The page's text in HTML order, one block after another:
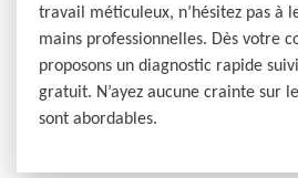
travail méticuleux, n’hésitez pas à
mains professionnelles. Dès votre
proposons un diagnostic rapide
gratuit. N’ayez aucune crainte sur
sont abordables.